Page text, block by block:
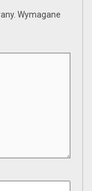
Wymagane